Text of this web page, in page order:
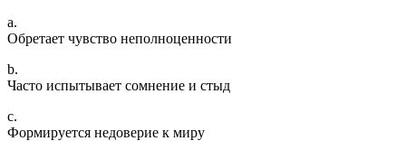
a.
Обретает чувство неполноценности
b.
Часто испытывает сомнение и стыд
c.
Формируется недоверие к миру